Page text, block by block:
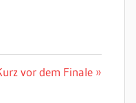
vor dem Finale